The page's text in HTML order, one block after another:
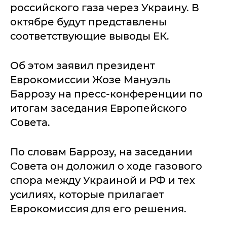
российского газа через Украину. В
октябре будут представлены
соответствующие выводы ЕК.
Об этом заявил президент
Еврокомиссии Жозе Мануэль
Баррозу на пресс-конференции по
итогам заседания Европейского
Совета.
По словам Баррозу, на заседании
Совета он доложил о ходе газового
спора между Украиной и РФ и тех
усилиях, которые прилагает
Еврокомиссия для его решения.